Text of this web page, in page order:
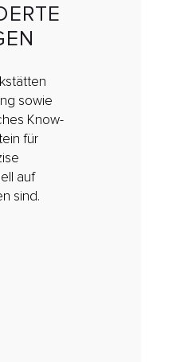
sowie
Know-
für
auf
sind.
T